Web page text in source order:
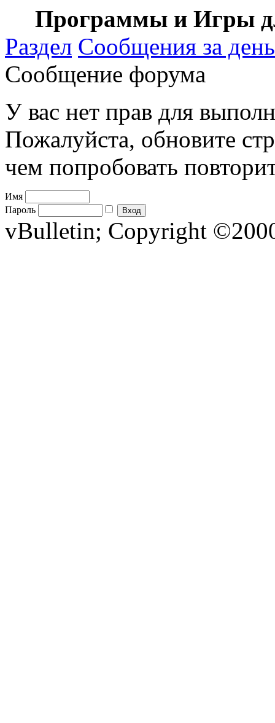
Программы и Игры
Раздел Сообщения за день
Сообщение форума
У вас нет прав для
Пожалуйста, обновите
чем попробовать
Имя
Пароль
vBulletin; Copyright